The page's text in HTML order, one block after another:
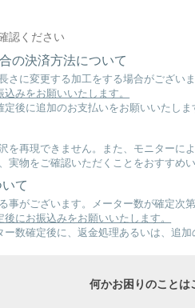
認ください
の決済方法について
に変更する加工をする場合がござい
みをお願いいたします。
後に追加のお支払いをお願いいたしま
を再現できません。また、モニター
物をご確認いただくことをおすすめい
て
がございます。メーター数が確定次
にお振込みをお願いいたします。
数確定後に、返金処理あるいは、追加
何かお困りのことは